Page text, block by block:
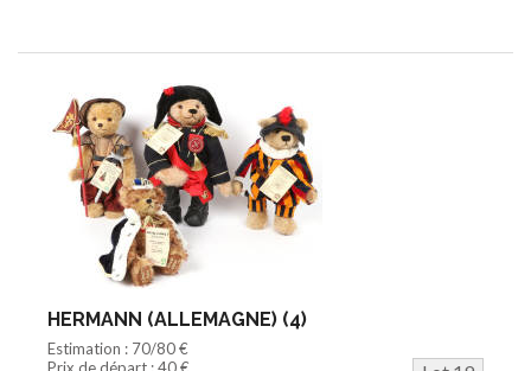
HERMANN (ALLEMAGNE) (4)
Estimation : 70/80 €
Prix de départ : 40 €